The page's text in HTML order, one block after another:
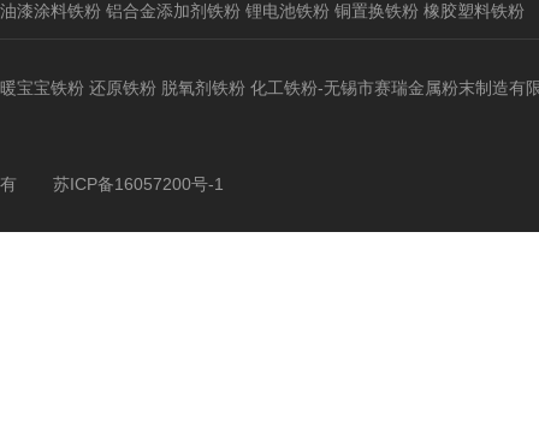
油漆涂料铁粉 铝合金添加剂铁粉 锂电池铁粉 铜置换铁粉 橡胶塑料铁粉
暖宝宝铁粉 还原铁粉 脱氧剂铁粉 化工铁粉-无锡市赛瑞金属粉末制造有
有 苏ICP备16057200号-1